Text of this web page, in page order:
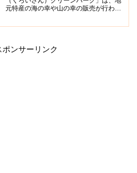
元特産の海の幸や山の幸の販売が行われ
ポンサーリンク